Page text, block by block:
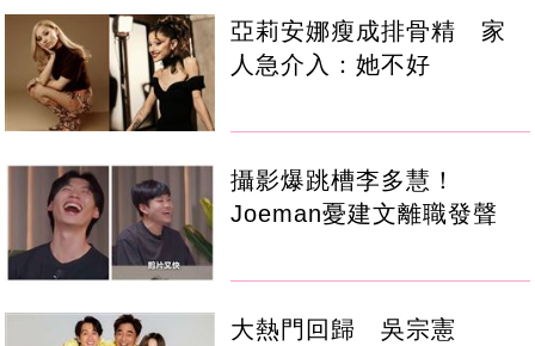
亞莉安娜瘦成排骨精 家
人急介入：她不好
攝影爆跳槽李多慧！
Joeman憂建文離職發聲
大熱門回歸 吳宗憲